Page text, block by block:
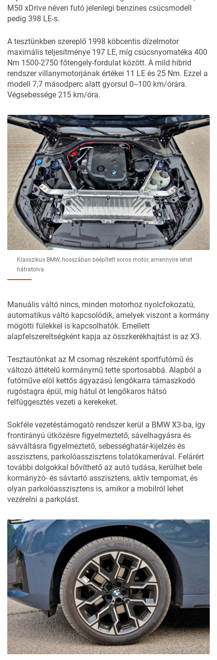
M50 xDrive néven futó jelenlegi benzines csúcsmodell
pedig 398 LE-s.
A tesztünkben szereplő 1998 köbcentis dízelmotor
maximális teljesítménye 197 LE, míg csúcsnyomatéka 400
Nm 1500-2750 főtengely-fordulat között. A mild hibrid
rendszer villanymotorjának értékei 11 LE és 25 Nm. Ezzel a
modell 7,7 másodperc alatt gyorsul 0‒100 km/órára.
Végsebessége 215 km/óra.
Klasszikus BMW, hosszában beépített soros motor, amennyire lehet
hátratolva
Manuális váltó nincs, minden motorhoz nyolcfokozatú,
automatikus váltó kapcsolódik, amelyek viszont a kormány
mögötti fülekkel is kapcsolhatók. Emellett
alapfelszereltségként kapja az összkerékhajtást is az X3.
Tesztautónkat az M csomag részeként sportfutómű és
változó áttételű kormánymű tette sportosabbá. Alapból a
futóműve elöl kettős ágyazású lengőkarra támaszkodó
rugóstagra épül, míg hátul öt lengőkaros hátsó
felfüggesztés vezeti a kerekeket.
Sokféle vezetéstámogató rendszer kerül a BMW X3-ba, így
frontirányú ütközésre figyelmeztető, sávelhagyásra és
sávváltásra figyelmeztető, sebességhatár-kijelzés és
asszisztens, parkolóasszisztens tolatókamerával. Felárért
további dolgokkal bővíthető az autó tudása, kerülhet bele
kormányzó- és sávtartó asszisztens, aktív tempomat, és
olyan parkolóasszisztens is, amikor a mobilról lehet
vezérelni a parkolást.